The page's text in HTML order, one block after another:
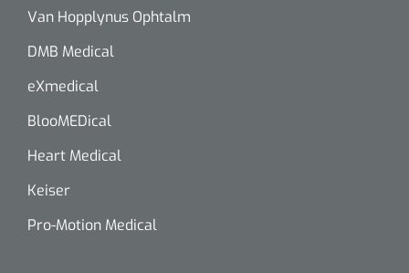
Van Hopplynus Ophtalm
DMB Medical
eXmedical
BlooMEDical
Heart Medical
Keiser
Pro-Motion Medical